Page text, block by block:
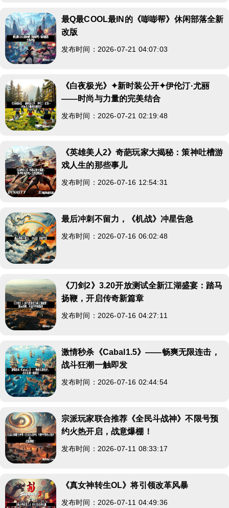
最Q最COOL最IN的《嘭嘭帮》休闲部落全新
改版
发布时间：2026-07-21 04:07:03
《白夜极光》✦新时装公开✦伊伦汀·尤丽
——时尚与力量的完美结合
发布时间：2026-07-21 02:19:48
《英雄美人2》奇葩玩家大揭秘：策神吐槽游
戏人生的那些事儿
发布时间：2026-07-16 12:54:31
最后冲刺不留力，《机战》冲星告急
发布时间：2026-07-16 06:02:48
《刀剑2》3.20开放测试全新江湖盛宴：踏马
扬鞭，开启传奇新篇章
发布时间：2026-07-16 04:27:11
激情秒杀《Cabal1.5》——畅爽无限连击，
战斗狂潮一触即发
发布时间：2026-07-16 02:44:54
宗派玩家联合推荐《全民斗战神》不限号预
约火热开启，战意爆棚！
发布时间：2026-07-11 08:33:17
《真女神转生OL》将引领改革风暴
发布时间：2026-07-11 04:49:36